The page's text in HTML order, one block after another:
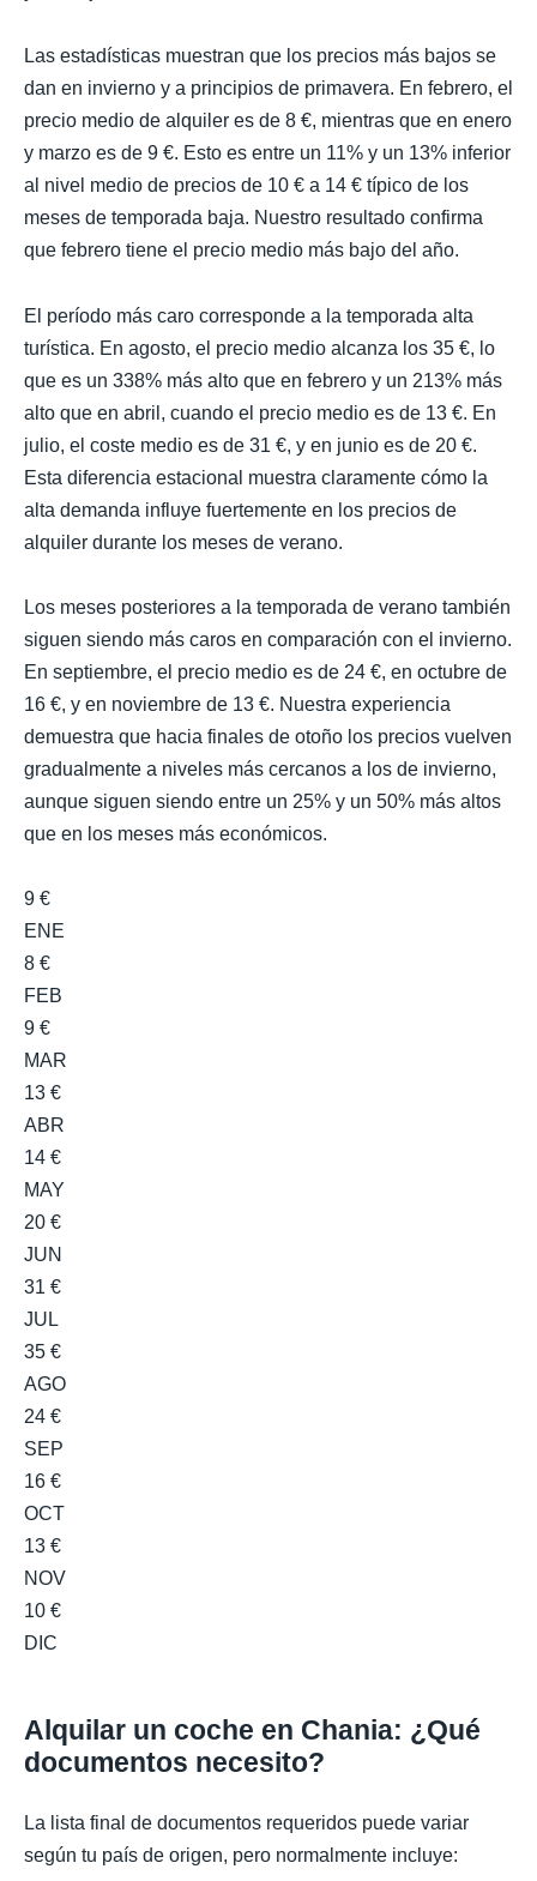
Las estadísticas muestran que los precios más bajos se
dan en invierno y a principios de primavera. En febrero, el
precio medio de alquiler es de 8 €, mientras que en enero
y marzo es de 9 €. Esto es entre un 11% y un 13% inferior
al nivel medio de precios de 10 € a 14 € típico de los
meses de temporada baja. Nuestro resultado confirma
que febrero tiene el precio medio más bajo del año.
El período más caro corresponde a la temporada alta
turística. En agosto, el precio medio alcanza los 35 €, lo
que es un 338% más alto que en febrero y un 213% más
alto que en abril, cuando el precio medio es de 13 €. En
julio, el coste medio es de 31 €, y en junio es de 20 €.
Esta diferencia estacional muestra claramente cómo la
alta demanda influye fuertemente en los precios de
alquiler durante los meses de verano.
Los meses posteriores a la temporada de verano también
siguen siendo más caros en comparación con el invierno.
En septiembre, el precio medio es de 24 €, en octubre de
16 €, y en noviembre de 13 €. Nuestra experiencia
demuestra que hacia finales de otoño los precios vuelven
gradualmente a niveles más cercanos a los de invierno,
aunque siguen siendo entre un 25% y un 50% más altos
que en los meses más económicos.
9 €
ENE
8 €
FEB
9 €
MAR
13 €
ABR
14 €
MAY
20 €
JUN
31 €
JUL
35 €
AGO
24 €
SEP
16 €
OCT
13 €
NOV
10 €
DIC
Alquilar un coche en Chania: ¿Qué
documentos necesito?
La lista final de documentos requeridos puede variar
según tu país de origen, pero normalmente incluye: